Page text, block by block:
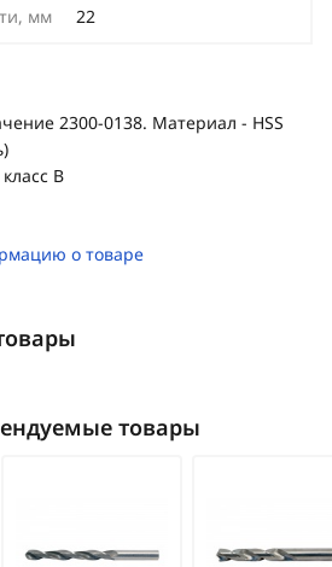
мм 22
2300-0138. Материал - HSS
В
о товаре
товары